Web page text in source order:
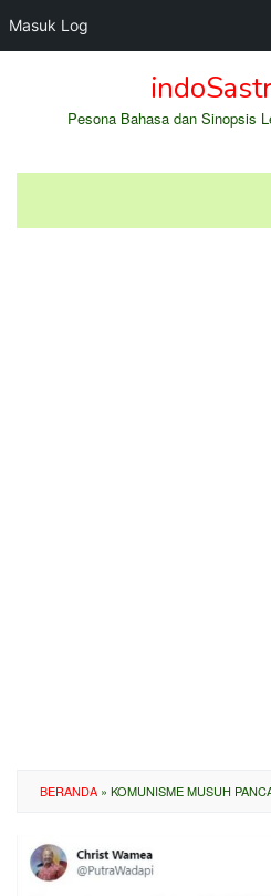
Masuk Log
Pesona Bahasa dan Sinopsis
BERANDA » KOMUNISME MUSUH